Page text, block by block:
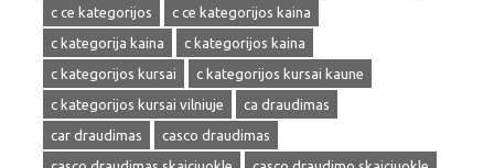
c ce kategorijos
c ce kategorijos kaina
c kategorija kaina
c kategorijos kaina
c kategorijos kursai
c kategorijos kursai kaune
c kategorijos kursai vilniuje
ca draudimas
car draudimas
casco draudimas